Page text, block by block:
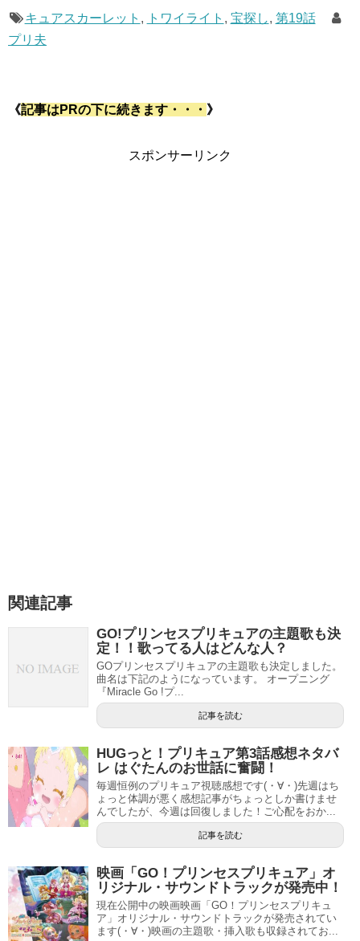
キュアスカーレット , トワイライト , 宝探し, 第19話
プリ夫
《記事はPRの下に続きます・・・ 》
スポンサーリンク
関連記事
GO!プリンセスプリキュアの主題歌も決
定！！歌ってる人はどんな人？
GOプリンセスプリキュアの主題歌も決定しました。
曲名は下記のようになっています。 オープニング
『Miracle Gо !プ...
記事を読む
HUGっと！プリキュア第3話感想ネタバ
レ はぐたんのお世話に奮闘！
毎週恒例のプリキュア視聴感想です(・∀・)先週はち
ょっと体調が悪く感想記事がちょっとしか書けませ
んでしたが、今週は回復しました！ご心配をおか...
記事を読む
映画「GO！プリンセスプリキュア」オ
リジナル・サウンドトラックが発売中！
現在公開中の映画映画「GO！プリンセスプリキュ
ア」オリジナル・サウンドトラックが発売されてい
ます(・∀・)映画の主題歌・挿入歌も収録されてお...